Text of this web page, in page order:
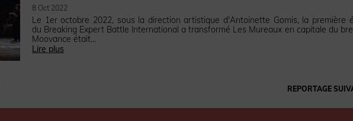
8 Oct 2022
Le 1er octobre 2022, sous la direction artistique d'Antoinette Gomis, la première
du Breaking Expert Battle International a transformé Les Mureaux en capitale du
Moovance était...
Lire plus
REPORTAGE